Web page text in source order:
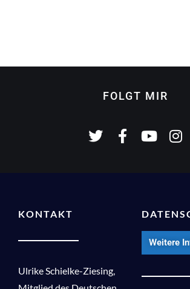
FOLGT MIR
KONTAKT
Ulrike Schielke-Ziesing,
Weitere